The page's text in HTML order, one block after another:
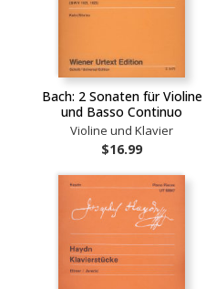
Bach: 2 Sonaten für Violine
und Basso Continuo
Violine und Klavier
$16.99